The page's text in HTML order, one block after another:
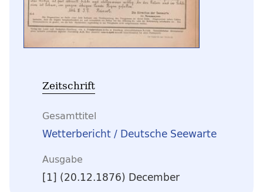
Zeitschrift
Gesamttitel
Wetterbericht / Deutsche Seewarte
Ausgabe
[1] (20.12.1876) December